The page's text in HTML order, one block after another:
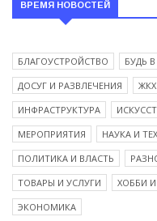
ВРЕМЯ НОВОСТЕЙ
БЛАГОУСТРОЙСТВО БУДЬ
ДОСУГ И РАЗВЛЕЧЕНИЯ
ЖКХ
ИНФРАСТРУКТУРА
МЕРОПРИЯТИЯ
НАУКА И
ПОЛИТИКА И ВЛАСТЬ
ТОВАРЫ И УСЛУГИ
ХОББИ
ЭКОНОМИКА